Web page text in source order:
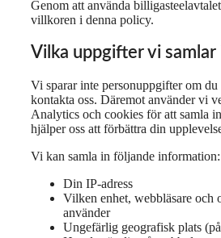
Genom att använda
villkoren i denna policy.
Vilka uppgifter vi samlar
Vi sparar inte personuppgifter om
kontakta oss. Däremot använder vi
Analytics och cookies för att samla
hjälper oss att förbättra din
Vi kan samla in följande information:
Din IP-adress
Vilken enhet, webbläsare och
använder
Ungefärlig geografisk plats